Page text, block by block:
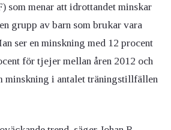
som menar att idrottandet minskar
grupp av barn som brukar vara
ser en minskning med 12 procent
för tjejer mellan åren 2012 och
minskning i antalet träningstillfällen